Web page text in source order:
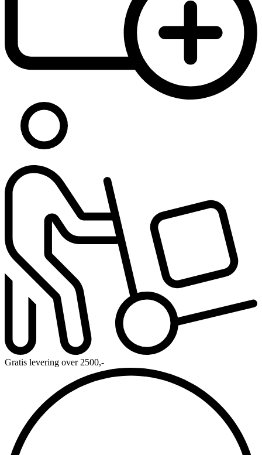
Gratis levering over 2500,-